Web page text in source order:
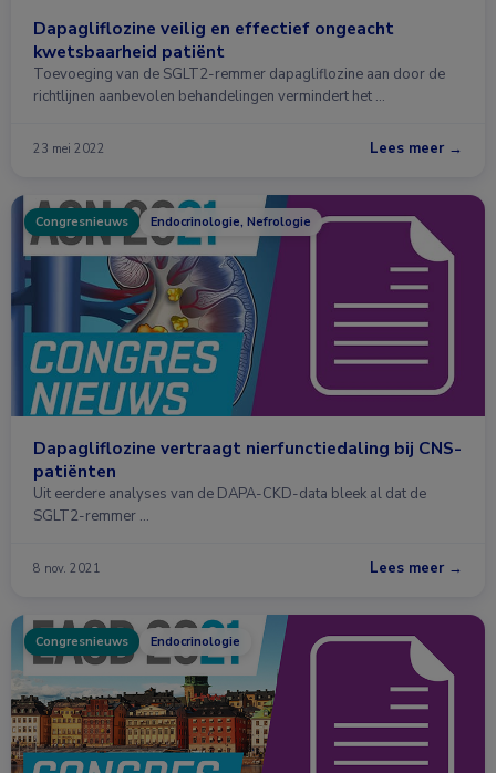
Dapagliflozine veilig en effectief ongeacht
kwetsbaarheid patiënt
Toevoeging van de SGLT2-remmer dapagliflozine aan door de
richtlijnen aanbevolen behandelingen vermindert het …
23 mei 2022 Lees meer →
Congresnieuws Endocrinologie, Nefrologie
Dapagliflozine vertraagt nierfunctiedaling bij CNS-
patiënten
Uit eerdere analyses van de DAPA-CKD-data bleek al dat de
SGLT2-remmer …
8 nov. 2021 Lees meer →
Congresnieuws Endocrinologie